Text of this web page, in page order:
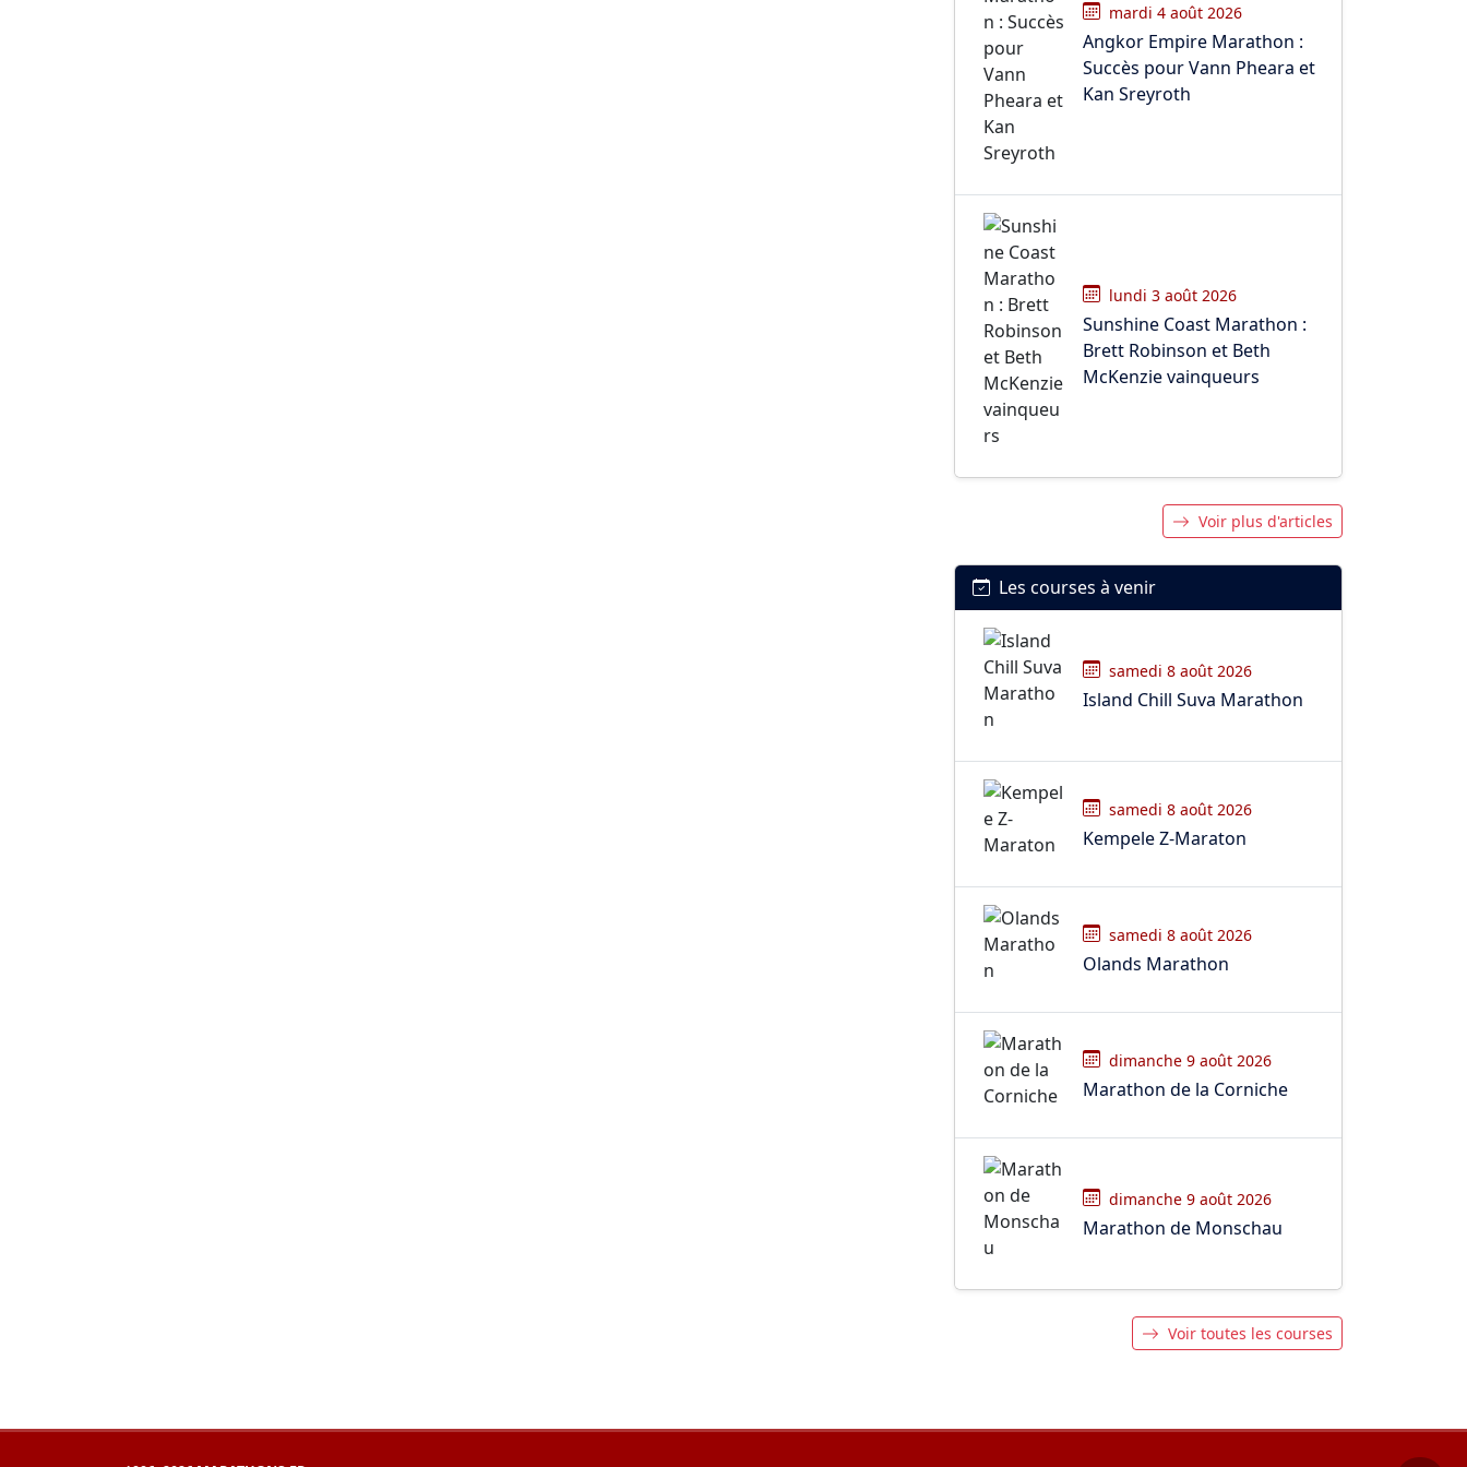
mardi 4 août 2026
Angkor Empire Marathon :
Succès pour Vann Pheara et
Kan Sreyroth
lundi 3 août 2026
Sunshine Coast Marathon :
Brett Robinson et Beth
McKenzie vainqueurs
Voir plus d'articles
Les courses à venir
samedi 8 août 2026
Island Chill Suva Marathon
samedi 8 août 2026
Kempele Z-Maraton
samedi 8 août 2026
Olands Marathon
dimanche 9 août 2026
Marathon de la Corniche
dimanche 9 août 2026
Marathon de Monschau
Voir toutes les courses